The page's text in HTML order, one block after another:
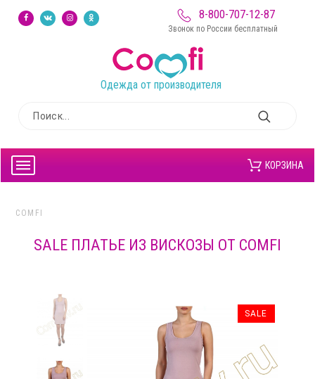
8-800-707-12-87
Звонок по России бесплатный
Одежда от производителя
КОРЗИНА
COMFI
SALE ПЛАТЬЕ ИЗ ВИСКОЗЫ ОТ COMFI
SALE